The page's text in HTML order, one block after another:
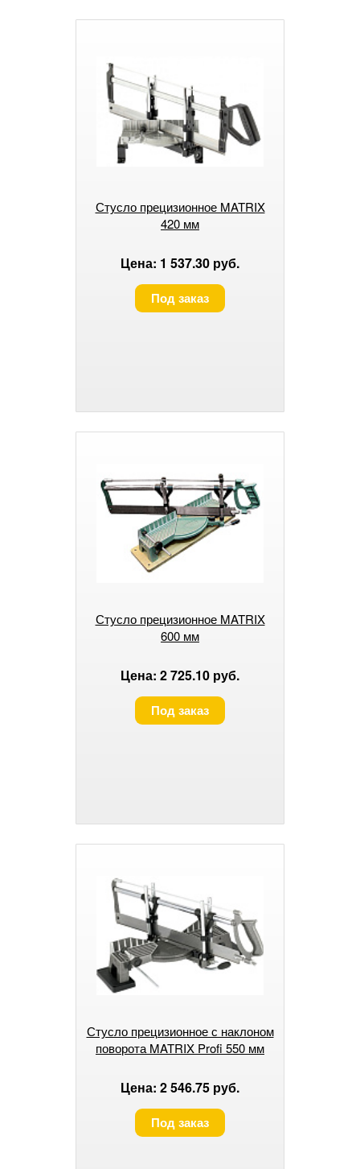
Стусло прецизионное MATRIX
420 мм
Цена: 1 537.30 руб.
Под заказ
Стусло прецизионное MATRIX
600 мм
Цена: 2 725.10 руб.
Под заказ
Стусло прецизионное с наклоном
поворота MATRIX Profi 550 мм
Цена: 2 546.75 руб.
Под заказ